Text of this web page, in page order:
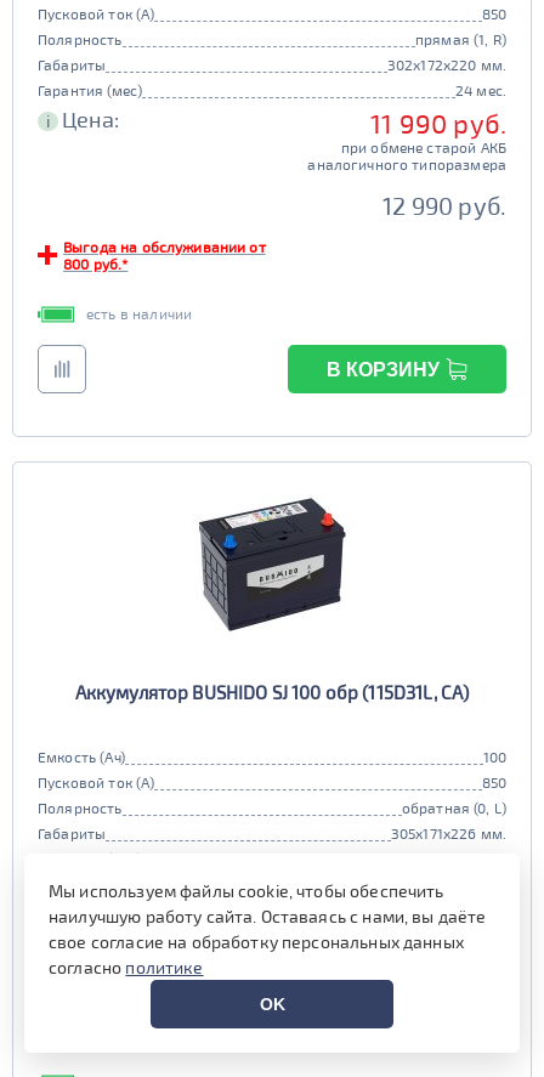
Пусковой ток (А)
850
Полярность
прямая (1, R)
Габариты
302x172x220 мм.
Гарантия (мес)
24 мес.
i Цена: 11 990 руб.
при обмене старой АКБ
аналогичного типоразмера
12 990 руб.
Выгода на обслуживании от
800 руб.*
есть в наличии
В КОРЗИНУ
Аккумулятор BUSHIDO SJ 100 обр (115D31L, CA)
Емкость (Ач)
100
Пусковой ток (А)
850
Полярность
обратная (0, L)
Габариты
305x171x226 мм.
Гарантия (мес)
i Цена: 14 890 руб.
при обмене старой АКБ
15 890 руб.
Выгода на обслуживании от
Мы используем файлы cookie, чтобы обеспечить
наилучшую работу сайта. Оставаясь с нами, вы даёте
свое согласие на обработку персональных данных
согласно политике
OK